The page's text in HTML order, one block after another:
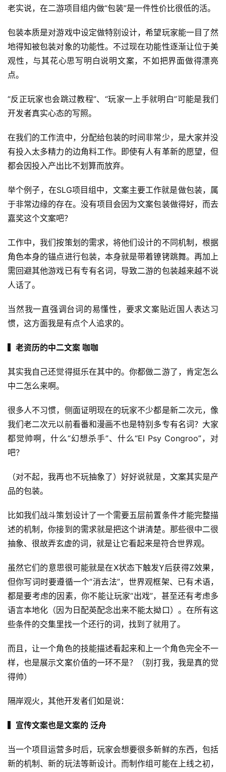
戏
2
0
2
5
十
三
届
金
茶
奖
7
月
3
0
日
茶
对
接
会
上
站
文
中
国
)
老实说，在二游项目组内做“包装”是一件性价比很低的活。
包装本质是对游戏中设定做特别设计，希望玩家能一目了然
地得知被包装对象的功能性。不过现在功能性逐渐让位于美
观性，与其花心思写明白说明文案，不如把界面做得漂亮
点。
“反正玩家也会跳过教程”、“玩家一上手就明白”可能是我们
开发者真实心态的写照。
在我们的工作流中，分配给包装的时间非常少，是大家并没
有投入太多精力的边角料工作。即使有人有革新的愿望，但
都会因投入产出比不划算而放弃。
举个例子，在SLG项目组中，文案主要工作就是做包装，属
于非常边缘的存在。没有项目会因为文案包装做得好，而去
嘉奖这个文案吧？
工作中，我们按策划的需求，将他们设计的不同机制，根据
角色本身的锚点进行包装，本身就是带着镣铐跳舞。再加上
需回避其他游戏已有专有名词，导致二游的包装越来越不说
人话了。
当然我一直强调台词的易懂性，要求文案贴近国人表达习
惯，这方面我是有点个人追求的。
▍老资历的中二文案 咖咖
其实我自己还觉得挺乐在其中的。你都做二游了，肯定怎么
中二怎么来啊。
很多人不习惯，侧面证明现在的玩家不少都是新二次元，像
我们老二次元以前看番和漫画不也是特别多专有名词？大家
都觉帅啊，什么“幻想杀手”、什么“El Psy Congroo”，对
吧？
（对不起，我再也不玩抽象了）好好说就是，文案其实是产
品的包装。
比如我们战斗策划设计了一个需要五层前置条件才能完整描
述的机制，你接到的需求就是把这个讲清楚。那些很中二很
抽象、很故弄玄虚的词，就是让它看起来是符合世界观。
虽然它们的意思很可能就是在X状态下触发Y后获得Z效果，
但你写词时要遵循一个“消去法”，世界观框架、已有术语，
都是要考虑的因素，你不能让玩家“出戏”，甚至还有考虑多
语言本地化（因为日配英配念出来不能太拗口）。在所有这
些条件的交集里找一个还行的词，找到了就用了。
而且，让一个角色的技能描述看起来和上一个角色完全不一
样，也是展示文案价值的一环不是？（别打我，我是真的觉
得帅）
隔岸观火，其他开发者们如是说：
▍宣传文案也是文案的 泛舟
当一个项目运营多时后，玩家会想要很多新鲜的东西，包括
新的机制、新的玩法等新设计。而制作组可能在上线之初，